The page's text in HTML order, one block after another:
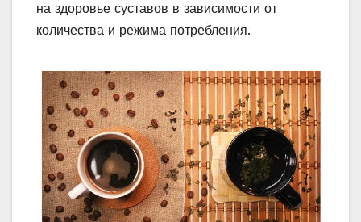
на здоровье суставов в зависимости от
количества и режима потребления.